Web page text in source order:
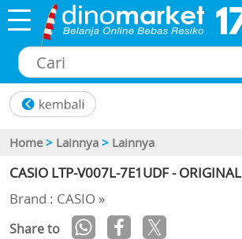
Home > Lainnya > Lainnya
CASIO LTP-V007L-7E1UDF - ORIGINAL
Brand : CASIO »
Share to